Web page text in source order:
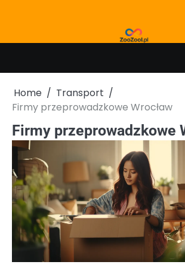
Home
Transport
Firmy przeprowadzkowe Wrocław
Firmy przeprowadzkowe